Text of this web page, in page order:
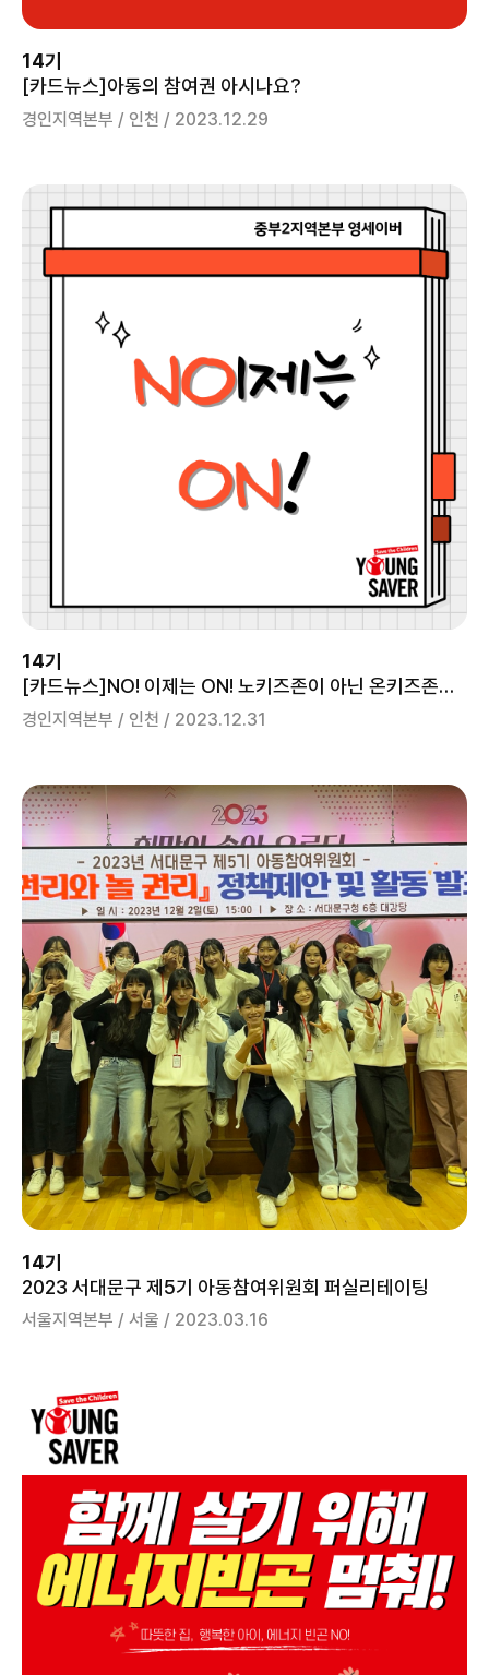
14기
[카드뉴스]아동의 참여권 아시나요?
경인지역본부 / 인천 / 2023.12.29
14기
[카드뉴스]NO! 이제는 ON! 노키즈존이 아닌 온키즈존을 만들어주세요!
경인지역본부 / 인천 / 2023.12.31
14기
2023 서대문구 제5기 아동참여위원회 퍼실리테이팅
서울지역본부 / 서울 / 2023.03.16